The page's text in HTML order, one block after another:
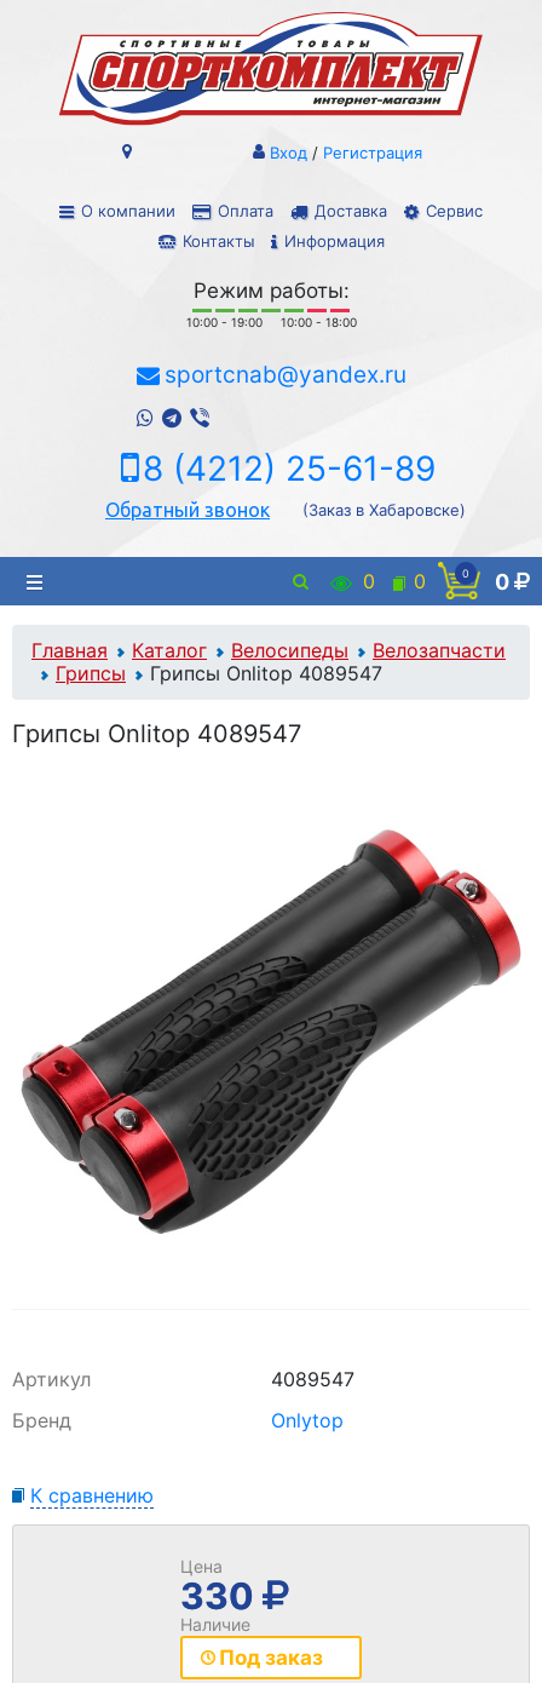
О компании Оплата Доставка
Сервис
Контакты
Информация
Вход / Регистрация
Режим работы:
10:00 - 19:00 10:00 - 18:00
sportcnab@yandex.ru
8 (4212) 25-61-89
Обратный звонок (Заказ в Хабаровске)
0 0 0 0
Главная Каталог Велосипеды
Велозапчасти
Грипсы
Грипсы Onlitop 4089547
Грипсы Onlitop 4089547
Артикул
4089547
Бренд
Onlytop
К сравнению
Цена
330
Наличие
Под заказ